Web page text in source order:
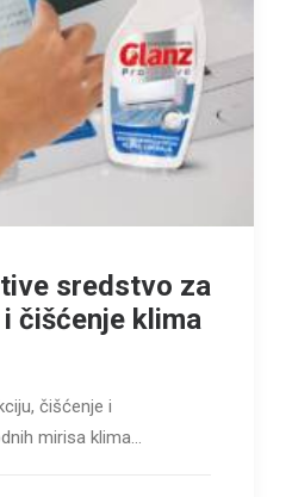
sredstvo za
čišćenje klima
čišćenje i
mirisa klima…